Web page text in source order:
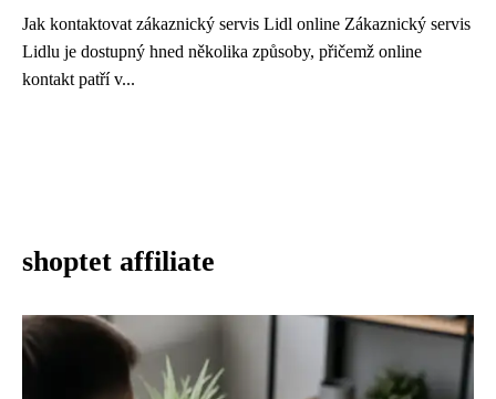
Jak kontaktovat zákaznický servis Lidl online Zákaznický servis
Lidlu je dostupný hned několika způsoby, přičemž online
kontakt patří v...
shoptet affiliate